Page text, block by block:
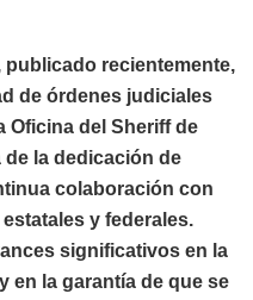
publicado recientemente,
de órdenes judiciales
Oficina del Sheriff de
la dedicación de
colaboración con
y federales.
significativos en la
en la garantía de que se